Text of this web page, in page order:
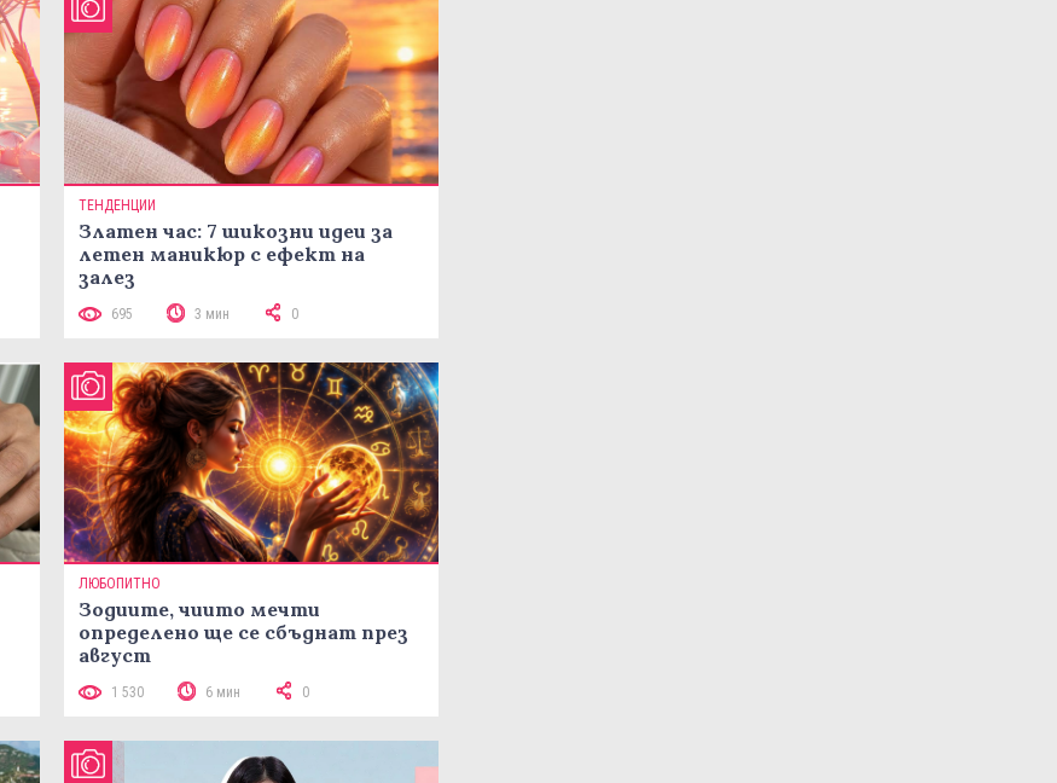
ТЕНДЕНЦИИ
Златен час: 7 шикозни идеи за
летен маникюр с ефект на
залез
695 3 мин 0
ЛЮБОПИТНО
Зодиите, чиито мечти
определено ще се сбъднат през
август
1 530 6 мин 0